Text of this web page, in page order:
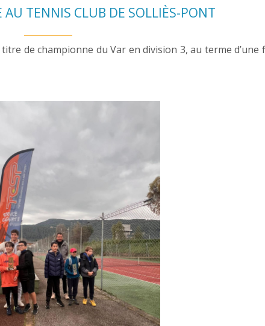
TENNIS CLUB DE SOLLIÈS-PONT
de championne du Var en division 3, au terme